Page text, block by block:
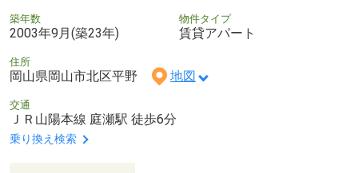
築年数
2003年9月(築23年)
物件タイプ
賃貸アパート
住所
岡山県岡山市北区平野 地図
交通
ＪＲ山陽本線 庭瀬駅 徒歩6分
乗り換え検索